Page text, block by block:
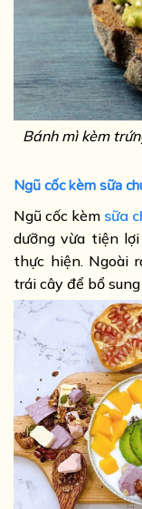
Bánh mì kèm
Ngũ cốc kèm sữa
Ngũ cốc kèm sữa
dưỡng vừa tiện
thực hiện. Ngoài
trái cây để bổ